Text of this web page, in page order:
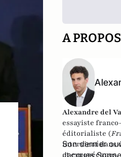
A
Alexandre del
essayiste
éditorialiste (
intervient dans
et européennes,
Son dernier